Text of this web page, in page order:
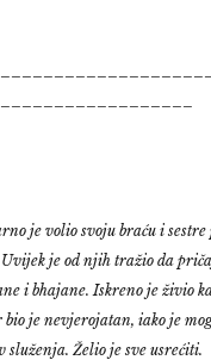
je volio svoju braću i sestre
je od njih tražio da
i bhajane. Iskreno je živio
bio je nevjerojatan, iako je
Želio je sve usrećiti.